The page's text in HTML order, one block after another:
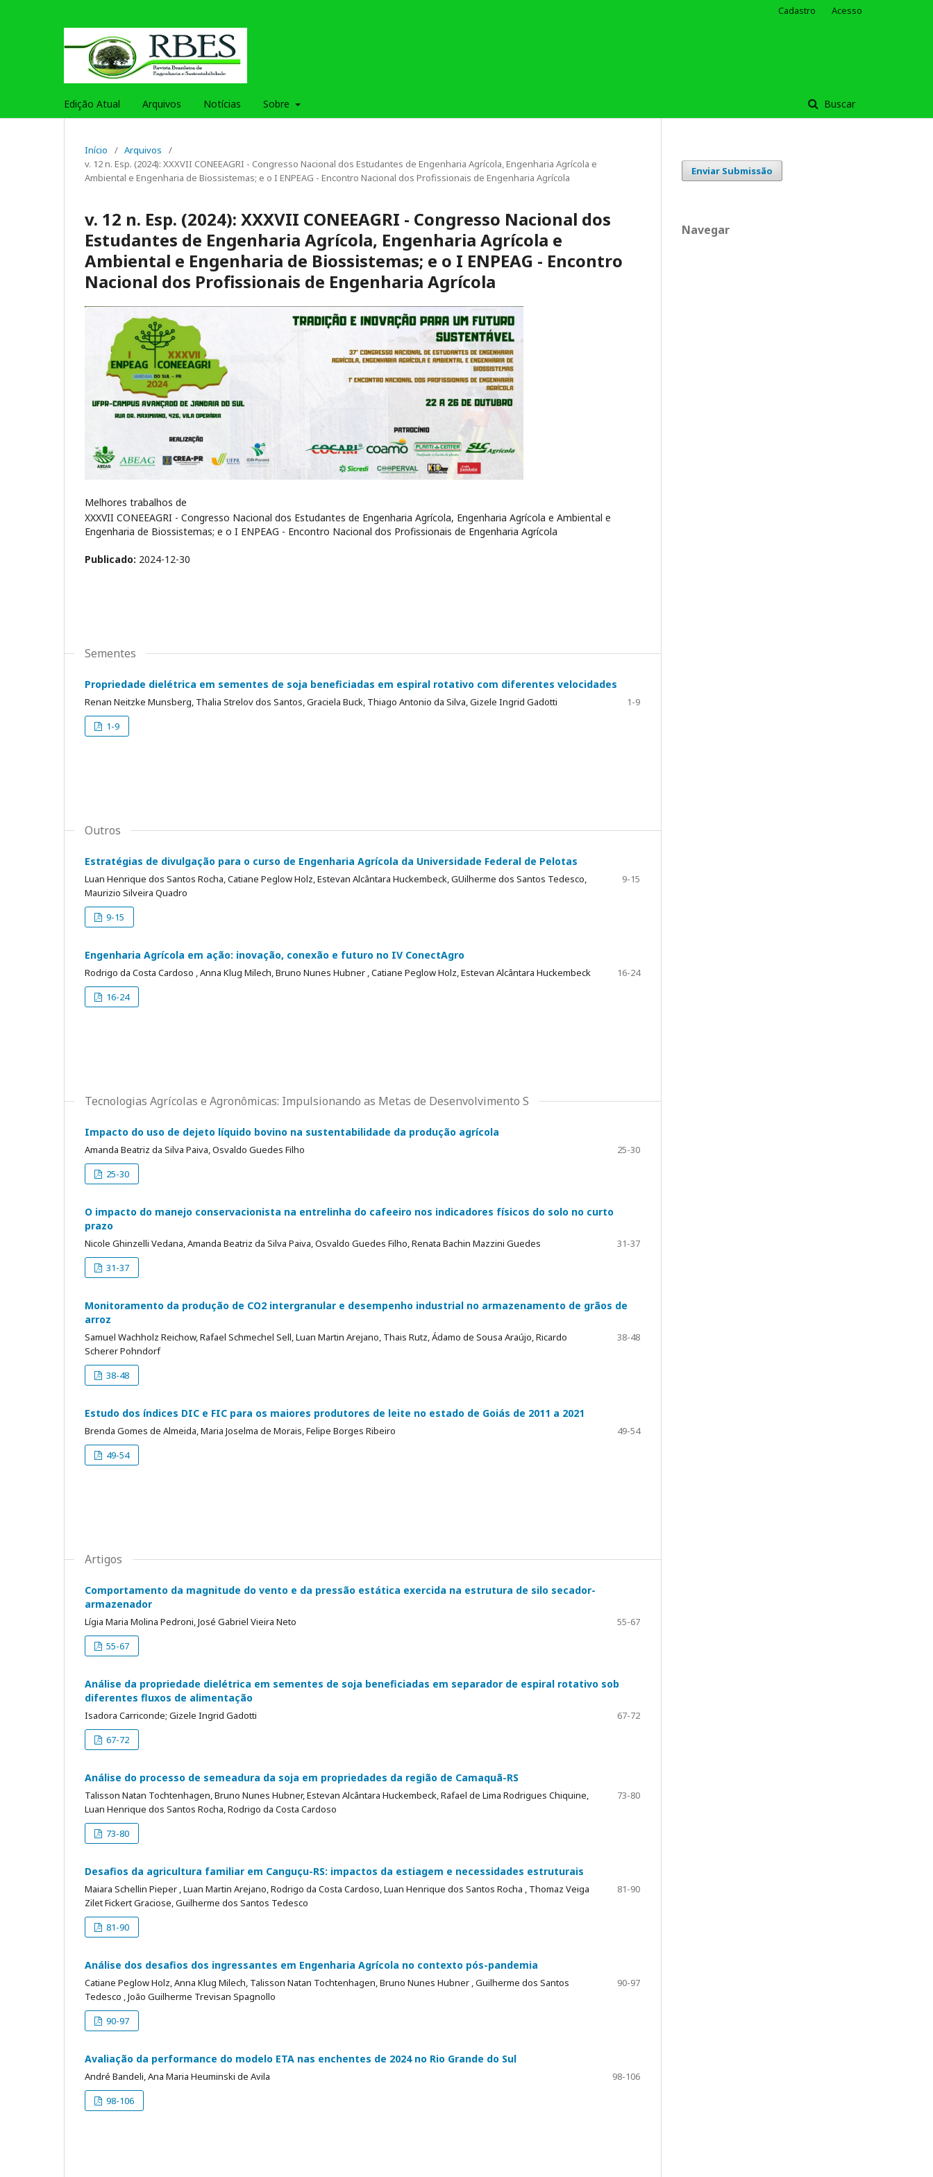
Edição Atual Arquivos Notícias Sobre Buscar
Cadastro Acesso
Início / Arquivos
/
v. 12 n. Esp. (2024): XXXVII CONEEAGRI - Congresso Nacional dos Estudantes de Engenharia Agrícola, Engenharia Agrícola e
Ambiental e Engenharia de Biossistemas; e o I ENPEAG - Encontro Nacional dos Profissionais de Engenharia Agrícola
v. 12 n. Esp. (2024): XXXVII CONEEAGRI - Congresso Nacional dos
Estudantes de Engenharia Agrícola, Engenharia Agrícola e
Ambiental e Engenharia de Biossistemas; e o I ENPEAG - Encontro
Nacional dos Profissionais de Engenharia Agrícola
Melhores trabalhos de
XXXVII CONEEAGRI - Congresso Nacional dos Estudantes de Engenharia Agrícola, Engenharia Agrícola e Ambiental e
Engenharia de Biossistemas; e o I ENPEAG - Encontro Nacional dos Profissionais de Engenharia Agrícola
Publicado: 2024-12-30
Sementes
Propriedade dielétrica em sementes de soja beneficiadas em espiral rotativo com diferentes velocidades
Renan Neitzke Munsberg, Thalia Strelov dos Santos, Graciela Buck, Thiago Antonio da Silva, Gizele Ingrid Gadotti
1-9
1-9
Outros
Estratégias de divulgação para o curso de Engenharia Agrícola da Universidade Federal de Pelotas
Luan Henrique dos Santos Rocha, Catiane Peglow Holz, Estevan Alcântara Huckembeck, GUilherme dos Santos Tedesco,
Maurizio Silveira Quadro
9-15
9-15
Engenharia Agrícola em ação: inovação, conexão e futuro no IV ConectAgro
Rodrigo da Costa Cardoso , Anna Klug Milech, Bruno Nunes Hubner , Catiane Peglow Holz, Estevan Alcântara Huckembeck
16-24
16-24
Tecnologias Agrícolas e Agronômicas: Impulsionando as Metas de Desenvolvimento S
Impacto do uso de dejeto líquido bovino na sustentabilidade da produção agrícola
Amanda Beatriz da Silva Paiva, Osvaldo Guedes Filho
25-30
25-30
O impacto do manejo conservacionista na entrelinha do cafeeiro nos indicadores físicos do solo no curto
prazo
Nicole Ghinzelli Vedana, Amanda Beatriz da Silva Paiva, Osvaldo Guedes Filho, Renata Bachin Mazzini Guedes
31-37
31-37
Monitoramento da produção de CO2 intergranular e desempenho industrial no armazenamento de grãos de
arroz
Samuel Wachholz Reichow, Rafael Schmechel Sell, Luan Martin Arejano, Thais Rutz, Ádamo de Sousa Araújo, Ricardo
Scherer Pohndorf
38-48
38-48
Estudo dos índices DIC e FIC para os maiores produtores de leite no estado de Goiás de 2011 a 2021
Brenda Gomes de Almeida, Maria Joselma de Morais, Felipe Borges Ribeiro
49-54
49-54
Artigos
Comportamento da magnitude do vento e da pressão estática exercida na estrutura de silo secador-
armazenador
Lígia Maria Molina Pedroni, José Gabriel Vieira Neto
55-67
55-67
Análise da propriedade dielétrica em sementes de soja beneficiadas em separador de espiral rotativo sob
diferentes fluxos de alimentação
Isadora Carriconde; Gizele Ingrid Gadotti
67-72
67-72
Análise do processo de semeadura da soja em propriedades da região de Camaquã-RS
Talisson Natan Tochtenhagen, Bruno Nunes Hubner, Estevan Alcântara Huckembeck, Rafael de Lima Rodrigues Chiquine,
Luan Henrique dos Santos Rocha, Rodrigo da Costa Cardoso
73-80
73-80
Desafios da agricultura familiar em Canguçu-RS: impactos da estiagem e necessidades estruturais
Maiara Schellin Pieper , Luan Martin Arejano, Rodrigo da Costa Cardoso, Luan Henrique dos Santos Rocha , Thomaz Veiga
Zilet Fickert Graciose, Guilherme dos Santos Tedesco
81-90
81-90
Análise dos desafios dos ingressantes em Engenharia Agrícola no contexto pós-pandemia
Catiane Peglow Holz, Anna Klug Milech, Talisson Natan Tochtenhagen, Bruno Nunes Hubner , Guilherme dos Santos
Tedesco , João Guilherme Trevisan Spagnollo
90-97
90-97
Avaliação da performance do modelo ETA nas enchentes de 2024 no Rio Grande do Sul
André Bandeli, Ana Maria Heuminski de Avila
98-106
98-106
Enviar Submissão
Navegar